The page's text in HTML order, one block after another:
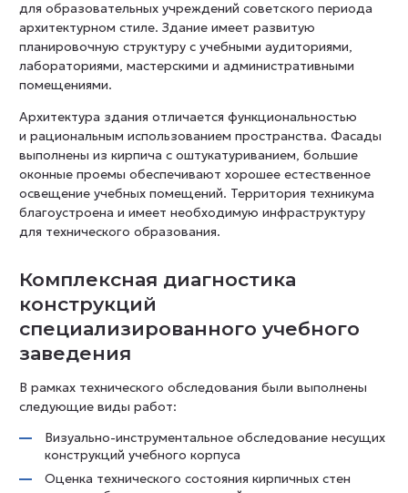
для образовательных учреждений советского периода
архитектурном стиле. Здание имеет развитую
планировочную структуру с учебными аудиториями,
лабораториями, мастерскими и административными
помещениями.
Архитектура здания отличается функциональностью
и рациональным использованием пространства. Фасады
выполнены из кирпича с оштукатуриванием, большие
оконные проемы обеспечивают хорошее естественное
освещение учебных помещений. Территория техникума
благоустроена и имеет необходимую инфраструктуру
для технического образования.
Комплексная диагностика
конструкций
специализированного учебного
заведения
В рамках технического обследования были выполнены
следующие виды работ:
Визуально-инструментальное обследование несущих
конструкций учебного корпуса
Оценка технического состояния кирпичных стен